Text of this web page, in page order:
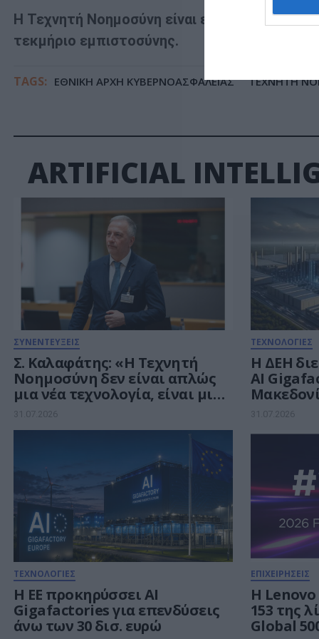
Η Τεχνητή Νοημοσύνη είναι εργαλείο
τεκμήριο εμπιστοσύνης.
TAGS: ΕΘΝΙΚΗ ΑΡΧΗ ΚΥΒΕΡΝΟΑΣΦΑΛΕΙΑΣ ΤΕΧΝΗΤΗ
ARTIFICIAL
ΣΥΝΕΝΤΕΥΞΕΙΣ
Σ. Καλαφάτης: «Η Τεχνητή
Νοημοσύνη δεν είναι απλώς
μια νέα τεχνολογία, είναι μια
νέα βιομηχανική
επανάσταση»
31.07.2026
ΤΕΧΝΟΛΟΓΙΕΣ
Η ΔΕΗ
AI
31.07.2026
ΤΕΧΝΟΛΟΓΙΕΣ
Η ΕΕ προκηρύσσει AI
Gigafactories για επενδύσεις
άνω των 30 δισ. ευρώ
ΕΠΙΧΕΙΡΗΣΕΙΣ
Η Lenovo
153 της
Global